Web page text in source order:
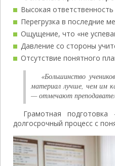
Высокая
Перегрузка в последние
Ощущение, что «не
Давление со стороны
Отсутствие понятного
«Большинство
материал лучше, чем им
— отмечают
Грамотная
долгосрочный процесс с